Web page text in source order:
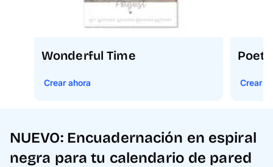
Wonderful Time
Crear ahora Crear
NUEVO: Encuadernación en espiral
negra para tu calendario de pared